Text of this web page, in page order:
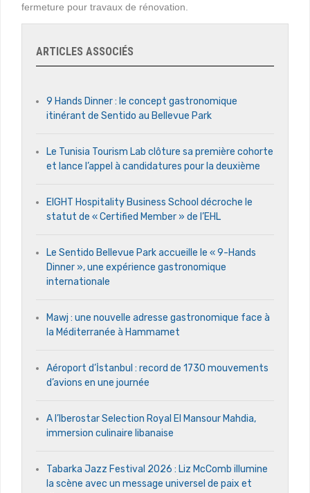
fermeture pour travaux de rénovation.
ARTICLES ASSOCIÉS
9 Hands Dinner : le concept gastronomique
itinérant de Sentido au Bellevue Park
Le Tunisia Tourism Lab clôture sa première cohorte
et lance l’appel à candidatures pour la deuxième
EIGHT Hospitality Business School décroche le
statut de « Certified Member » de l’EHL
Le Sentido Bellevue Park accueille le « 9-Hands
Dinner », une expérience gastronomique
internationale
Mawj : une nouvelle adresse gastronomique face à
la Méditerranée à Hammamet
Aéroport d’İstanbul : record de 1730 mouvements
d’avions en une journée
A l’Iberostar Selection Royal El Mansour Mahdia,
immersion culinaire libanaise
Tabarka Jazz Festival 2026 : Liz McComb illumine
la scène avec un message universel de paix et